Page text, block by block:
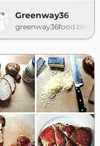
Greenway36